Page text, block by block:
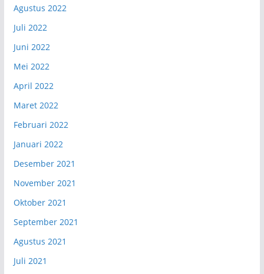
Agustus 2022
Juli 2022
Juni 2022
Mei 2022
April 2022
Maret 2022
Februari 2022
Januari 2022
Desember 2021
November 2021
Oktober 2021
September 2021
Agustus 2021
Juli 2021